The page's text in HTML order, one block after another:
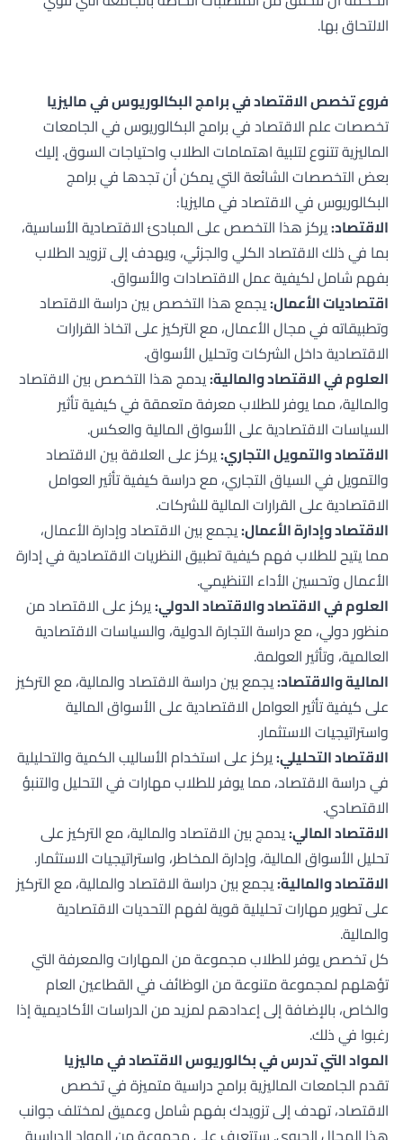
الالتحاق بها.
فروع تخصص الاقتصاد في برامج البكالوريوس في ماليزيا
تخصصات علم الاقتصاد في برامج البكالوريوس في الجامعات
الماليزية تتنوع لتلبية اهتمامات الطلاب واحتياجات السوق. إليك
بعض التخصصات الشائعة التي يمكن أن تجدها في برامج
البكالوريوس في الاقتصاد في ماليزيا:
الاقتصاد:يركز هذا التخصص على المبادئ الاقتصادية الأساسية،
بما في ذلك الاقتصاد الكلي والجزئي، ويهدف إلى تزويد الطلاب
بفهم شامل لكيفية عمل الاقتصادات والأسواق.
اقتصاديات الأعمال:يجمع هذا التخصص بين دراسة الاقتصاد
وتطبيقاته في مجال الأعمال، مع التركيز على اتخاذ القرارات
الاقتصادية داخل الشركات وتحليل الأسواق.
العلوم في الاقتصاد والمالية:يدمج هذا التخصص بين الاقتصاد
والمالية، مما يوفر للطلاب معرفة متعمقة في كيفية تأثير
السياسات الاقتصادية على الأسواق المالية والعكس.
الاقتصاد والتمويل التجاري:يركز على العلاقة بين الاقتصاد
والتمويل في السياق التجاري، مع دراسة كيفية تأثير العوامل
الاقتصادية على القرارات المالية للشركات.
الاقتصاد وإدارة الأعمال:يجمع بين الاقتصاد وإدارة الأعمال،
مما يتيح للطلاب فهم كيفية تطبيق النظريات الاقتصادية في إدارة
الأعمال وتحسين الأداء التنظيمي.
العلوم في الاقتصاد والاقتصاد الدولي:يركز على الاقتصاد من
منظور دولي، مع دراسة التجارة الدولية، والسياسات الاقتصادية
العالمية، وتأثير العولمة.
المالية والاقتصاد:يجمع بين دراسة الاقتصاد والمالية، مع التركيز
على كيفية تأثير العوامل الاقتصادية على الأسواق المالية
واستراتيجيات الاستثمار.
الاقتصاد التحليلي:يركز على استخدام الأساليب الكمية والتحليلية
في دراسة الاقتصاد، مما يوفر للطلاب مهارات في التحليل والتنبؤ
الاقتصادي.
الاقتصاد المالي:يدمج بين الاقتصاد والمالية، مع التركيز على
تحليل الأسواق المالية، وإدارة المخاطر، واستراتيجيات الاستثمار.
الاقتصاد والمالية:يجمع بين دراسة الاقتصاد والمالية، مع التركيز
على تطوير مهارات تحليلية قوية لفهم التحديات الاقتصادية
والمالية.
كل تخصص يوفر للطلاب مجموعة من المهارات والمعرفة التي
تؤهلهم لمجموعة متنوعة من الوظائف في القطاعين العام
والخاص، بالإضافة إلى إعدادهم لمزيد من الدراسات الأكاديمية إذا
رغبوا في ذلك.
المواد التي تدرس في بكالوريوس الاقتصاد في ماليزيا
تقدم الجامعات الماليزية برامج دراسية متميزة في تخصص
الاقتصاد، تهدف إلى تزويدك بفهم شامل وعميق لمختلف جوانب